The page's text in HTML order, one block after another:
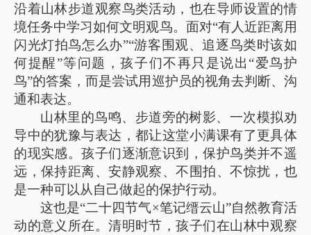
沿着山林步道观察鸟类活动，也在导师设置的情
境任务中学习如何文明观鸟。面对“有人近距离用
闪光灯拍鸟怎么办”“游客围观、追逐鸟类时该如
何提醒”等问题，孩子们不再只是说出“爱鸟护
鸟”的答案，而是尝试用巡护员的视角去判断、沟
通和表达。
山林里的鸟鸣、步道旁的树影、一次模拟劝
导中的犹豫与表达，都让这堂小满课有了更具体
的现实感。孩子们逐渐意识到，保护鸟类并不遥
远，保持距离、安静观察、不围拍、不惊扰，也
是一种可以从自己做起的保护行动。
这也是“二十四节气×笔记缙云山”自然教育活
动的意义所在。清明时节，孩子们在山林中观察